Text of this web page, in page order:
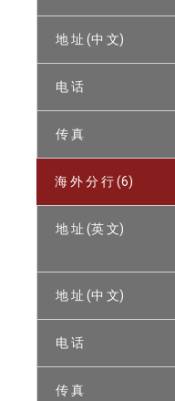
地 址 (中 文)
电 话
传 真
海 外 分 行 (6)
地 址 (英 文)
地 址 (中 文)
电 话
传 真